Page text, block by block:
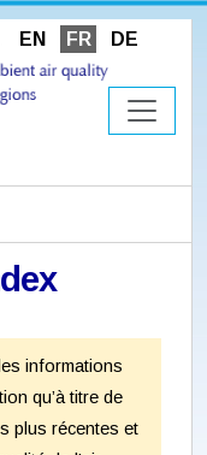
EN FR DE
informations
qu’à titre de
plus récentes et